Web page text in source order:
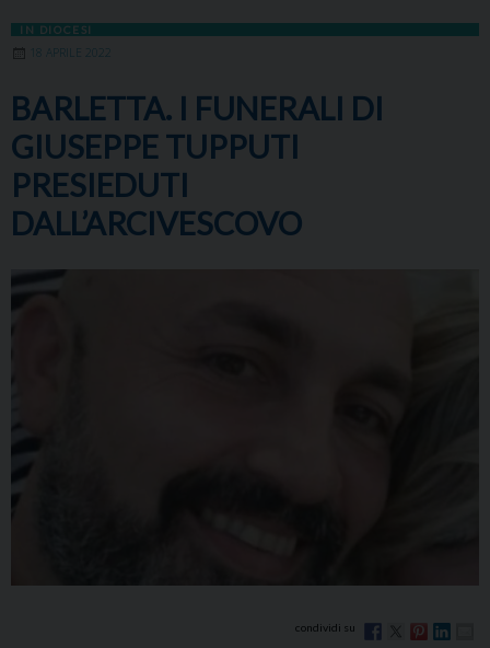
IN DIOCESI
18 APRILE 2022
BARLETTA. I FUNERALI DI
GIUSEPPE TUPPUTI
PRESIEDUTI
DALL’ARCIVESCOVO